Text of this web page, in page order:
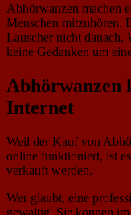
Abhörwanzen machen
Menschen mitzuhören.
Lauscher nicht danach.
keine Gedanken um
Abhörwanzen
Internet
Weil der Kauf von
online funktioniert, ist
verkauft werden.
Wer glaubt, eine
gewaltig. Sie können